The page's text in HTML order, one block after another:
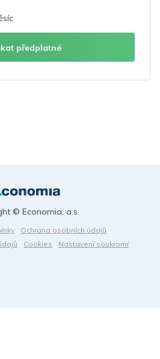
předplatné
Ochrana osobních údajů
Cookies Nastavení soukromí
© Economia, a.s.